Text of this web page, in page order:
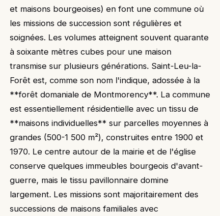
et maisons bourgeoises) en font une commune où
les missions de succession sont régulières et
soignées. Les volumes atteignent souvent quarante
à soixante mètres cubes pour une maison
transmise sur plusieurs générations. Saint-Leu-la-
Forêt est, comme son nom l'indique, adossée à la
**forêt domaniale de Montmorency**. La commune
est essentiellement résidentielle avec un tissu de
**maisons individuelles** sur parcelles moyennes à
grandes (500-1 500 m²), construites entre 1900 et
1970. Le centre autour de la mairie et de l'église
conserve quelques immeubles bourgeois d'avant-
guerre, mais le tissu pavillonnaire domine
largement. Les missions sont majoritairement des
successions de maisons familiales avec